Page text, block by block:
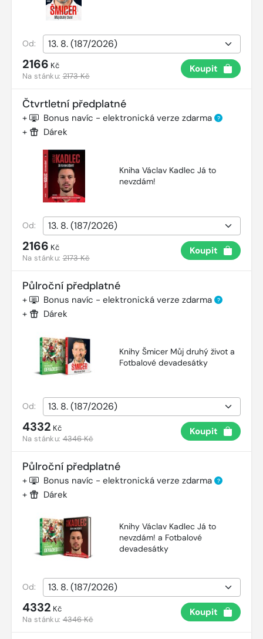
Od:
2166 Kč
Na stánku:2173 Kč
Koupit
Čtvrtletní předplatné
+ Bonus navíc - elektronická verze zdarma ?
+ Dárek
Kniha Václav Kadlec Já to
nevzdám!
Od:
2166 Kč
Na stánku:2173 Kč
Koupit
Půlroční předplatné
+ Bonus navíc - elektronická verze zdarma ?
+ Dárek
Knihy Šmicer Můj druhý život a
Fotbalové devadesátky
Od:
4332 Kč
Na stánku:4346 Kč
Koupit
Půlroční předplatné
+ Bonus navíc - elektronická verze zdarma ?
+ Dárek
Knihy Václav Kadlec Já to
nevzdám! a Fotbalové
devadesátky
Od:
4332 Kč
Na stánku:4346 Kč
Koupit